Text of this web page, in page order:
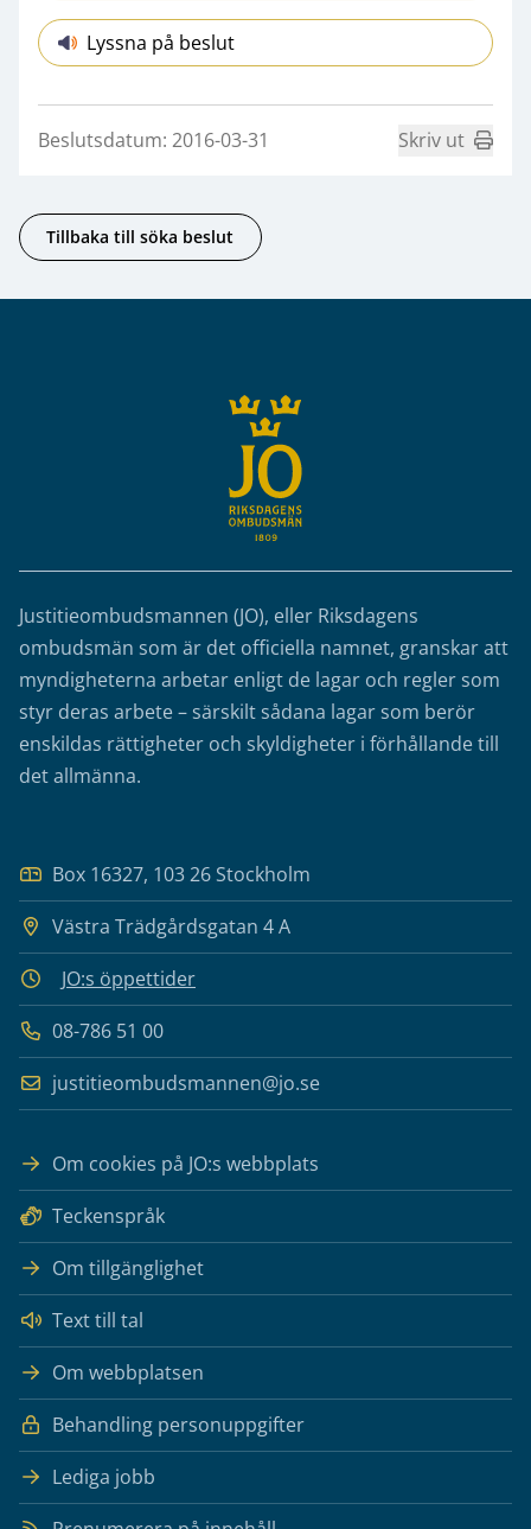
Lyssna på beslut
Beslutsdatum: 2016-03-31 Skriv ut
Tillbaka till söka beslut
Justitieombudsmannen (JO), eller Riksdagens
ombudsmän som är det officiella namnet, granskar att
myndigheterna arbetar enligt de lagar och regler som
styr deras arbete – särskilt sådana lagar som berör
enskildas rättigheter och skyldigheter i förhållande till
det allmänna.
Box 16327, 103 26 Stockholm
Västra Trädgårdsgatan 4 A
JO:s öppettider
08-786 51 00
justitieombudsmannen@jo.se
Om cookies på JO:s webbplats
Teckenspråk
Om tillgänglighet
Text till tal
Om webbplatsen
Behandling personuppgifter
Lediga jobb